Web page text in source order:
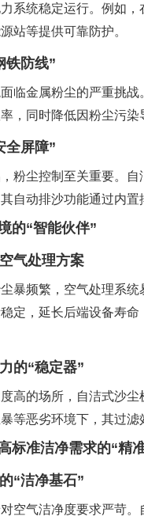
系统稳定运行。例如
站等提供可靠防护。
铁防线”
临金属粉尘的严重挑
，同时降低因粉尘污
全屏障”
粉尘控制至关重要。
自动排沙功能通过内
的“智能伙伴”
气处理方案
暴频繁，空气处理系
定，延长后端设备寿
的“稳定器”
高的场所，自洁式沙
等恶劣环境下，其过滤
标准洁净需求的“精
“洁净基石”
空气洁净度要求严苛